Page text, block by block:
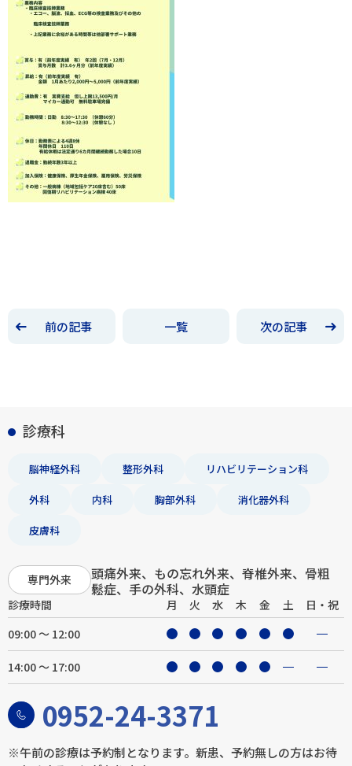
前の記事 一覧 次の記事
診療科
脳神経外科 整形外科 リハビリテーション科
外科 内科 胸部外科 消化器外科
皮膚科
専門外来
頭痛外来、もの忘れ外来、脊椎外来、骨粗
鬆症、手の外科、水頭症
診療時間 月 火 水 木 金 土
日・祝
09:00 ～ 12:00
14:00 ～ 17:00
0952-24-3371
※午前の診療は予約制となります。新患、予約無しの方はお待